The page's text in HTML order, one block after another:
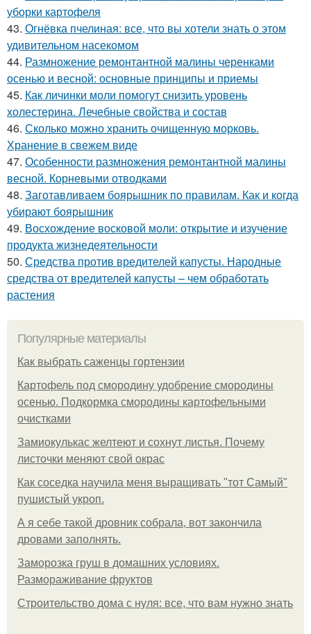
уборки картофеля
43. Огнёвка пчелиная: все, что вы хотели знать о этом
удивительном насекомом
44. Размножение ремонтантной малины черенками
осенью и весной: основные принципы и приемы
45. Как личинки моли помогут снизить уровень
холестерина. Лечебные свойства и состав
46. Сколько можно хранить очищенную морковь.
Хранение в свежем виде
47. Особенности размножения ремонтантной малины
весной. Корневыми отводками
48. Заготавливаем боярышник по правилам. Как и когда
убирают боярышник
49. Восхождение восковой моли: открытие и изучение
продукта жизнедеятельности
50. Средства против вредителей капусты. Народные
средства от вредителей капусты – чем обработать
растения
Популярные материалы
Как выбрать саженцы гортензии
Картофель под смородину удобрение смородины
осенью. Подкормка смородины картофельными
очистками
Замиокулькас желтеют и сохнут листья. Почему
листочки меняют свой окрас
Как соседка научила меня выращивать "тот Самый"
пушистый укроп.
А я себе такой дровник собрала, вот закончила
дровами заполнять.
Заморозка груш в домашних условиях.
Размораживание фруктов
Строительство дома с нуля: все, что вам нужно знать